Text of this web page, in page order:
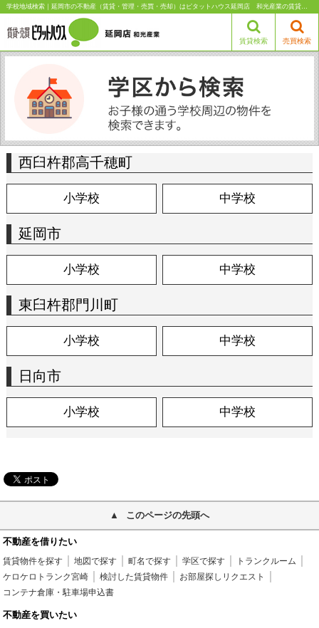
学校地域検索｜延岡市の不動産（賃貸・管理・売買・売却）はピタットハウス延岡店 和光産業の賃貸なら和光産業
賃貸検索 売買検索
西臼杵郡高千穂町
小学校 中学校
延岡市
小学校 中学校
東臼杵郡門川町
小学校 中学校
日向市
小学校 中学校
このページの先頭へ
不動産を借りたい
賃貸物件を探す 地図で探す 町名で探す 学区で探す
トランクルーム
ケロケロトランク宮崎
検討した賃貸物件
お部屋探しリクエスト
コンテナ倉庫・駐車場申込書
不動産を買いたい